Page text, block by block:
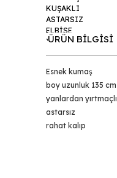
ÜRÜN BİLGİSİ
Esnek kumaş
boy uzunluk 135 cm
yanlardan yırtmaçlı
astarsız
rahat kalıp